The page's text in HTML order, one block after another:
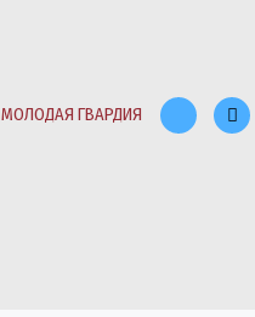
МОЛОДАЯ ГВАРДИЯ